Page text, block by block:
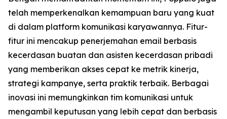
telah memperkenalkan kemampuan baru yang kuat
di dalam platform komunikasi karyawannya. Fitur-
fitur ini mencakup penerjemahan email berbasis
kecerdasan buatan dan asisten kecerdasan pribadi
yang memberikan akses cepat ke metrik kinerja,
strategi kampanye, serta praktik terbaik. Berbagai
inovasi ini memungkinkan tim komunikasi untuk
mengambil keputusan yang lebih cepat dan berbasis